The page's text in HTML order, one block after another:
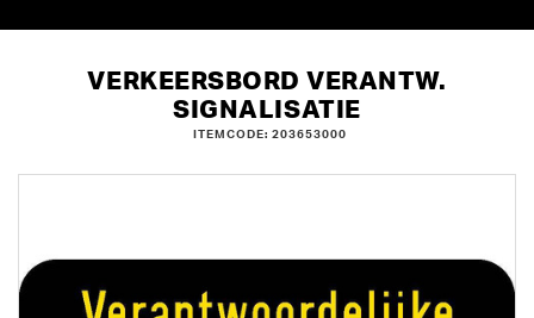
VERKEERSBORD VERANTW.
SIGNALISATIE
ITEMCODE: 203653000